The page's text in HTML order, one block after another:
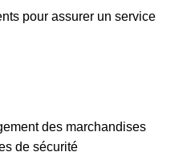
pour assurer un service
des marchandises
de sécurité